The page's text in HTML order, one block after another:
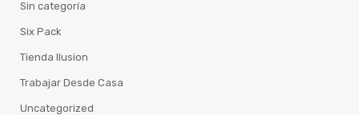
Sin categoría
Six Pack
Tienda Ilusion
Trabajar Desde Casa
Uncategorized